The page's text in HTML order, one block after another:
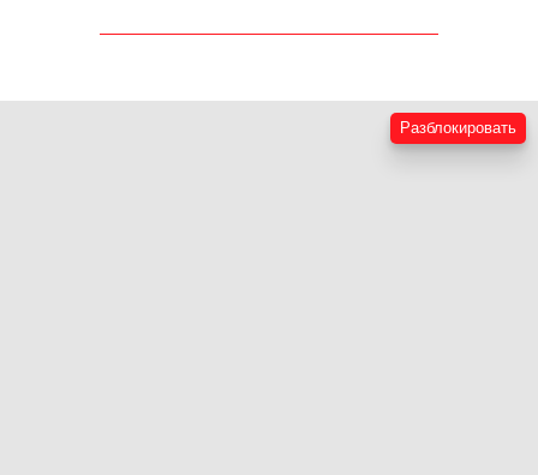
направленности, медицинских учреждений
сосредоточению парков: Приморский парк
Победы, Центральный парк культуры и отдыха